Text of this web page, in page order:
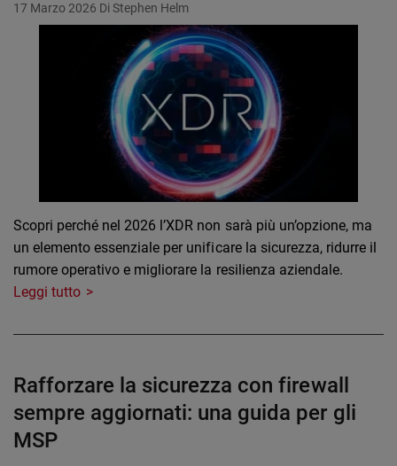
17 Marzo 2026 Di Stephen Helm
Scopri perché nel 2026 l’XDR non sarà più un’opzione, ma
un elemento essenziale per unificare la sicurezza, ridurre il
rumore operativo e migliorare la resilienza aziendale.
Leggi tutto
Rafforzare la sicurezza con firewall
sempre aggiornati: una guida per gli
MSP